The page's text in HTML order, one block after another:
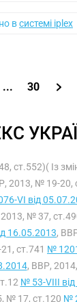
всистемі iplex
... 30
Із
2013, № 19-20,
VI від
№ 37,
16.05.2013,
ст.741 №
, ВВР,
№ 53-VIII
№ 17, ст.120 №